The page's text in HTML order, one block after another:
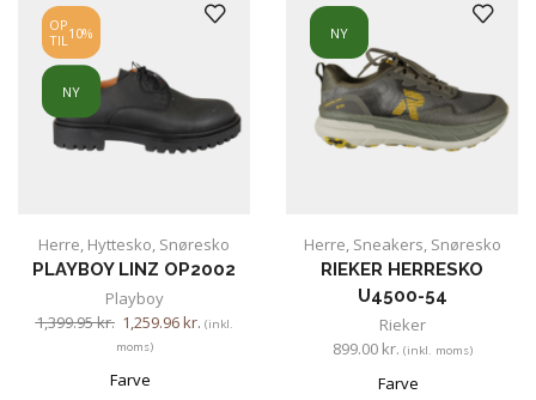
OP
TIL10%
NY
Herre, Hyttesko, Snøresko
PLAYBOY LINZ OP2002
Playboy
1,399.95kr. 1,259.96kr. (inkl.
moms)
Farve
NY
Herre, Sneakers, Snøresko
RIEKER HERRESKO
U4500-54
Rieker
899.00 kr. (inkl. moms)
Farve